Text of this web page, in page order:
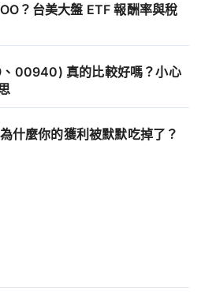
？台美大盤 ETF 報酬率與稅
00940) 真的比較好嗎？小心
什麼你的獲利被默默吃掉了？